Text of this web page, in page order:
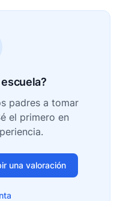
padres a tomar
el primero en
una valoración